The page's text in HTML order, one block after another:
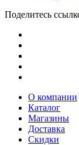
Поделитесь
О компании
Каталог
Магазины
Доставка
Скидки